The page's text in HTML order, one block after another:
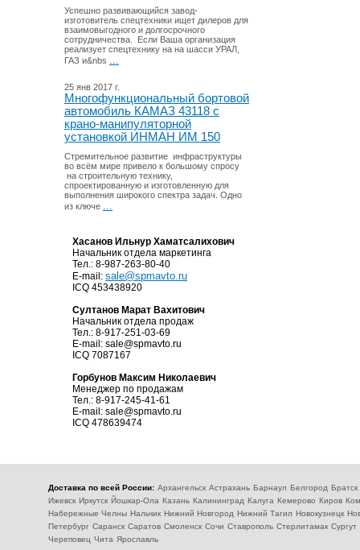
Успешно развивающийся завод-
изготовитель спецтехники ищет дилеров для
взаимовыгодного и долгосрочного
сотрудничества. Если Ваша организация
реализует спецтехнику на на шасси УРАЛ,
ГАЗ и&nbs ...
25 янв 2017 г.
Многофункциональный бортовой
автомобиль КАМАЗ 43118 с
крано-манипуляторной
установкой ИНМАН ИМ 150
Стремительное развитие инфраструктуры
во всём мире привело к большому спросу
на строительную технику,
спроектированную и изготовленную для
выполнения широкого спектра задач. Одно
из ключе ...
Хасанов Ильнур Хаматсалихович
Начальник отдела маркетинга
Тел.: 8-987-263-80-40
E-mail: sale@spmavto.ru
ICQ 453438920
Султанов Марат Вахитович
Начальник отдела продаж
Тел.: 8-917-251-03-69
E-mail: sale@spmavto.ru
ICQ 7087167
Горбунов Максим Николаевич
Менеджер по продажам
Тел.: 8-917-245-41-61
E-mail: sale@spmavto.ru
ICQ 478639474
Доставка по всей России: Архангельск Астрахань Барнаул Белгород Братск
Ижевск Иркутск Йошкар-Ола Казань Калининград Калуга Кемерово Киров
Набережные Челны Нальчик Нижний Новгород Нижний Тагил Новокузнецк
Петербург Саранск Саратов Смоленск Сочи Ставрополь Стерлитамак Сургут
Череповец Чита Ярославль